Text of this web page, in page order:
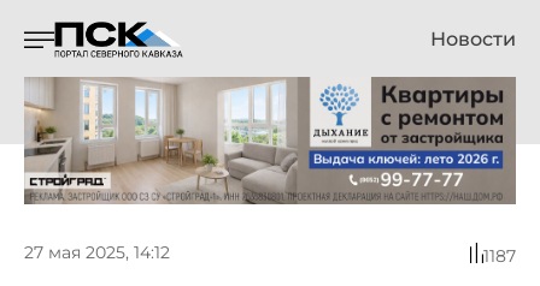
Новости
27 мая 2025, 14:12 1187